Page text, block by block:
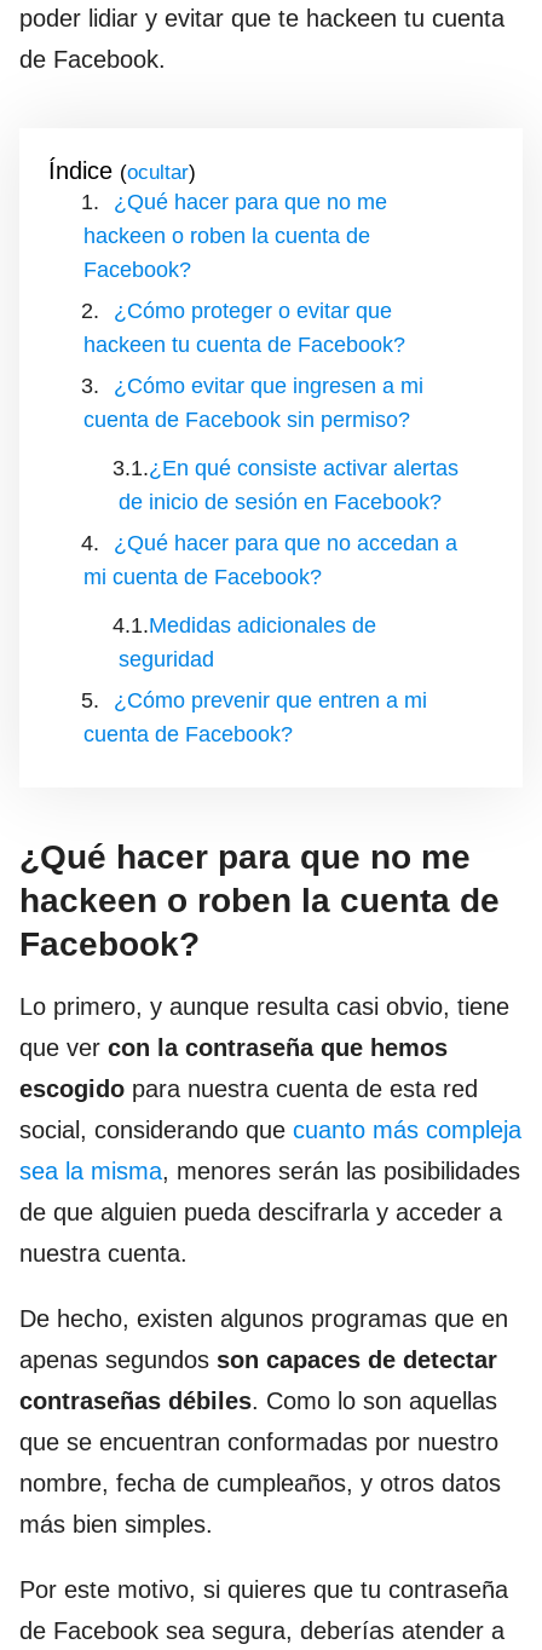
poder lidiar y evitar que te hackeen tu cuenta
de Facebook.
Índice ( )
¿Qué hacer para que no me
hackeen o roben la cuenta de
Facebook?
¿Cómo proteger o evitar que
hackeen tu cuenta de Facebook?
¿Cómo evitar que ingresen a mi
cuenta de Facebook sin permiso?
¿En qué consiste activar alertas
de inicio de sesión en Facebook?
¿Qué hacer para que no accedan a
mi cuenta de Facebook?
Medidas adicionales de
seguridad
¿Cómo prevenir que entren a mi
cuenta de Facebook?
¿Qué hacer para que no me
hackeen o roben la cuenta de
Facebook?
Lo primero, y aunque resulta casi obvio, tiene
que ver con la contraseña que hemos
escogido para nuestra cuenta de esta red
social, considerando que cuanto más compleja
sea la misma, menores serán las posibilidades
de que alguien pueda descifrarla y acceder a
nuestra cuenta.
De hecho, existen algunos programas que en
apenas segundos son capaces de detectar
contraseñas débiles. Como lo son aquellas
que se encuentran conformadas por nuestro
nombre, fecha de cumpleaños, y otros datos
más bien simples.
Por este motivo, si quieres que tu contraseña
de Facebook sea segura, deberías atender a